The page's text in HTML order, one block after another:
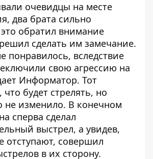
очевидцы на месте
, два брата сильно
обратил внимание
сделать им замечание.
понравилось, вследствие
свою агрессию на
Информатор. Тот
будет стрелять, но
не изменило. В конечном
сперва сделал
выстрел, а увидев,
отступают, совершил
в их сторону.